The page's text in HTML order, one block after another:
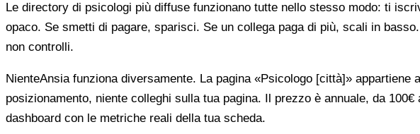
Le directory di psicologi più diffuse funzionano tutte nello stesso modo: ti
opaco. Se smetti di pagare, sparisci. Se un collega paga di più, scali in
non controlli.
NienteAnsia funziona diversamente. La pagina «Psicologo [città]»
posizionamento, niente colleghi sulla tua pagina. Il prezzo è annuale, da
dashboard con le metriche reali della tua scheda.